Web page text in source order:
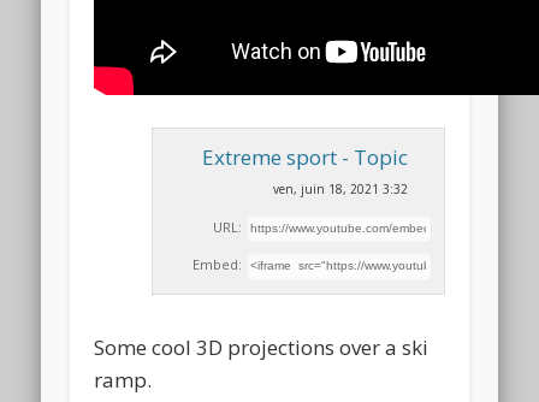
Extreme sport - Topic
ven, juin 18, 2021 3:32
URL:
Embed:
Some cool 3D projections over a ski
ramp.